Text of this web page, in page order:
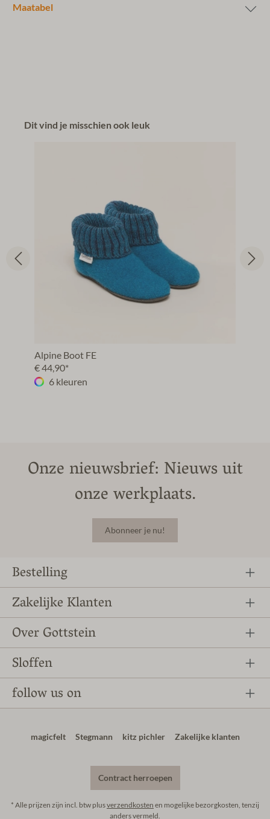
Maatabel
Dit vind je misschien ook leuk
Alpine Boot FE
€ 44,90*
6 kleuren
Onze nieuwsbrief: Nieuws uit
onze werkplaats.
Abonneer je nu!
Bestelling
Zakelijke Klanten
Over Gottstein
Sloffen
follow us on
magicfelt Stegmann kitz pichler Zakelijke klanten
Contract herroepen
* Alle prijzen zijn incl. btw plusverzendkosten en mogelijke bezorgkosten, tenzij
anders vermeld.